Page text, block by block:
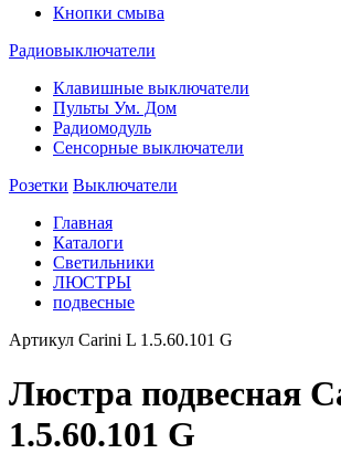
Кнопки смыва
Радиовыключатели
Клавишные выключатели
Пульты Ум. Дом
Радиомодуль
Сенсорные выключатели
Розетки Выключатели
Главная
Каталоги
Светильники
ЛЮСТРЫ
подвесные
Артикул Carini L 1.5.60.101 G
Люстра подвесная
1.5.60.101 G